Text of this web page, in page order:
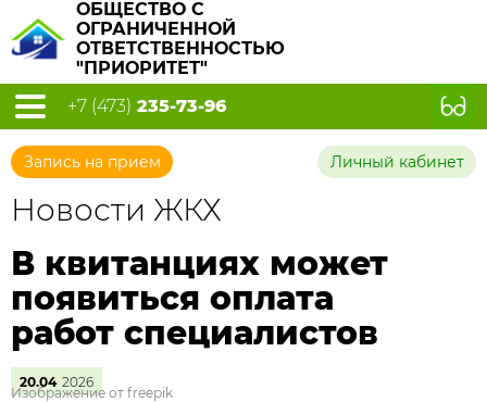
ОБЩЕСТВО С
ОГРАНИЧЕННОЙ
ОТВЕТСТВЕННОСТЬЮ
"ПРИОРИТЕТ"
+7 (473) 235-73-96
Запись на прием Личный кабинет
Новости ЖКХ
В квитанциях может
появиться оплата
работ специалистов
20.04 2026
Изображение от freepik